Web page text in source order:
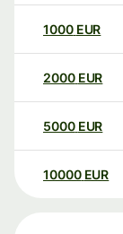
1000 EUR
2000 EUR
5000 EUR
10000 EUR